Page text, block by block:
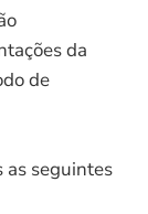
da
de
as seguintes